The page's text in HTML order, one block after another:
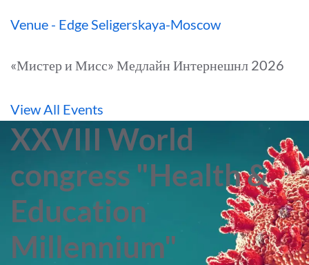
Venue - Edge Seligerskaya-Moscow
«Мистер и Мисс» Медлайн Интернешнл 2026
View All Events
XXVIII World
congress "Health &
Education
Millennium"